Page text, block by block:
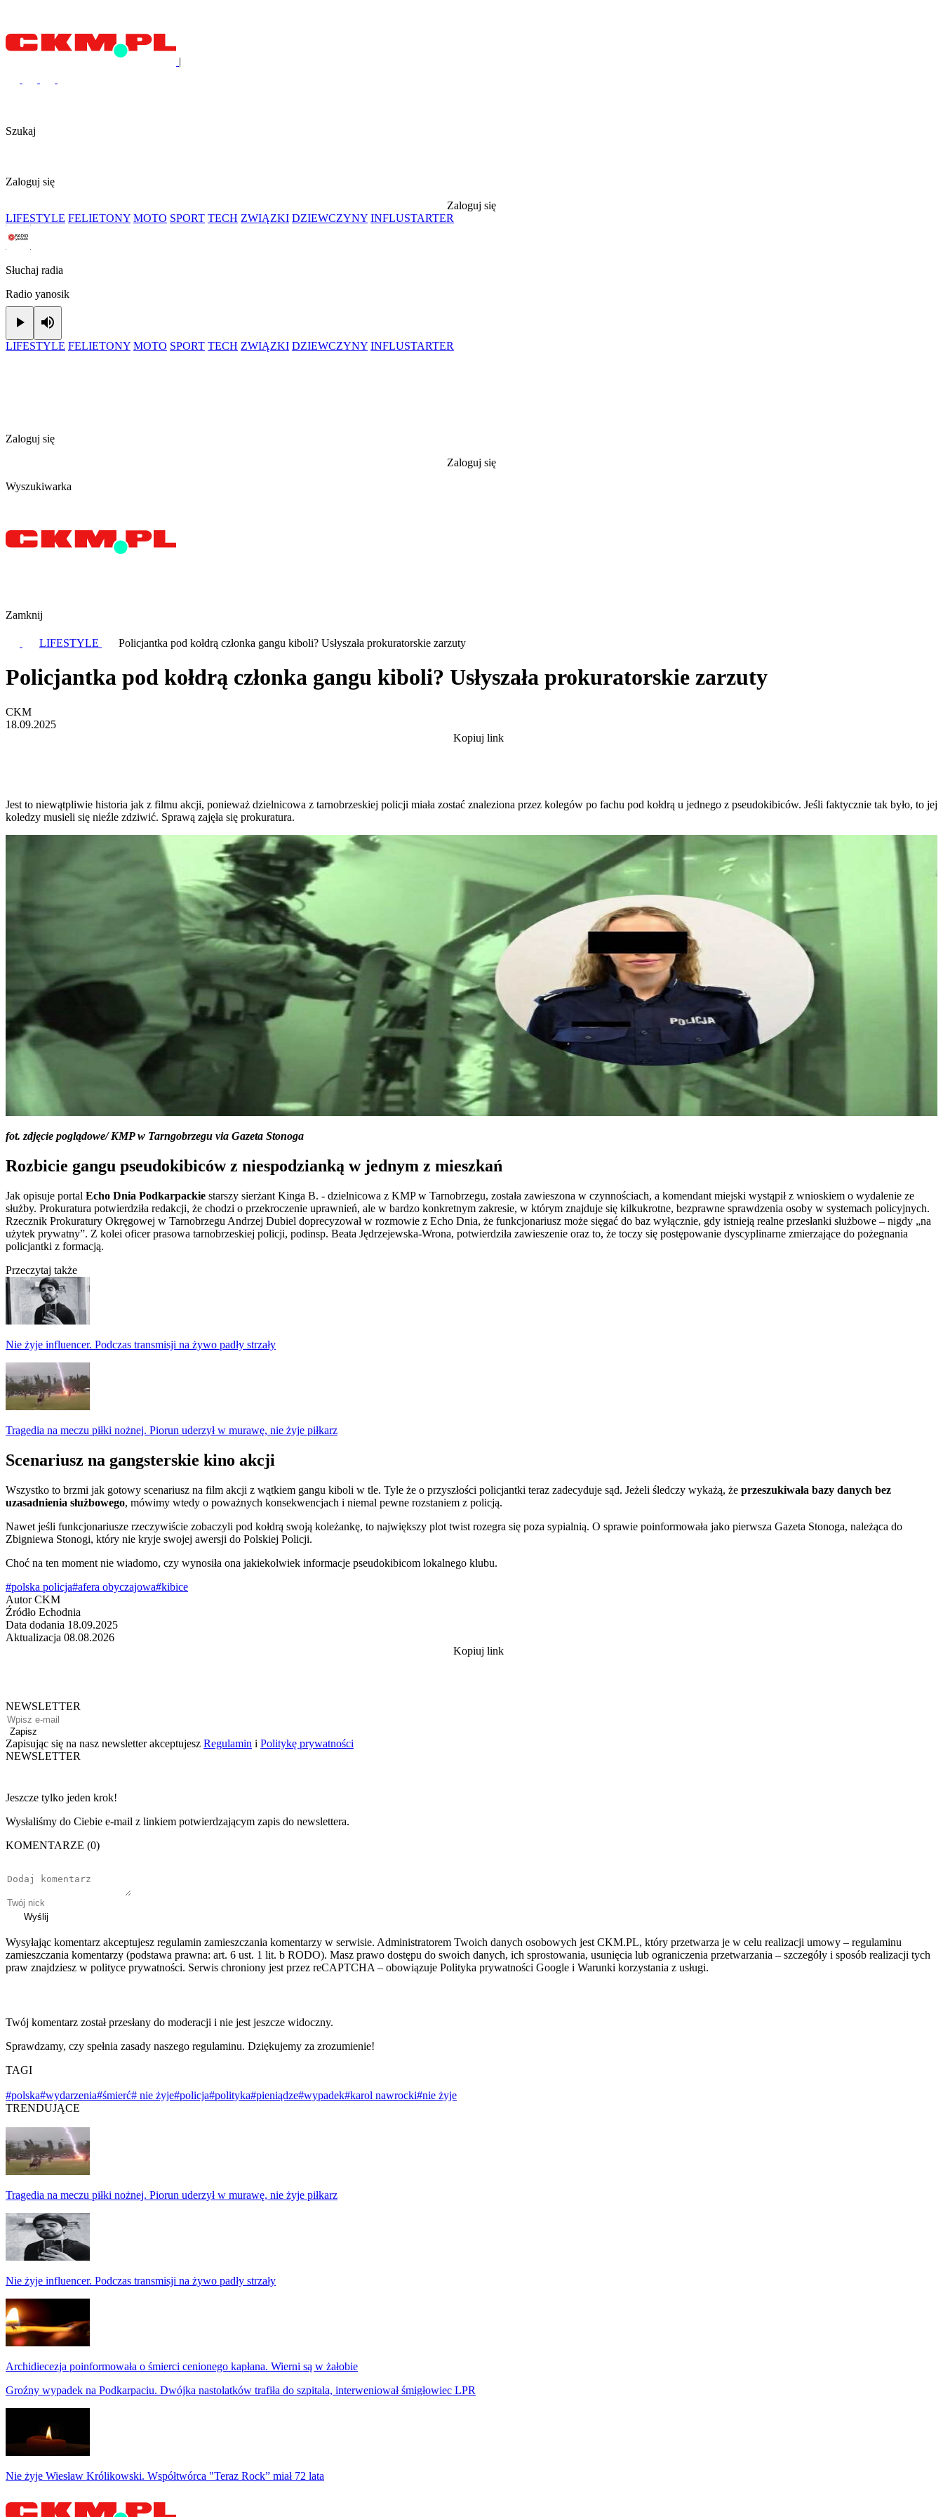
|
Szukaj
Zaloguj się
Zaloguj się
LIFESTYLE FELIETONY MOTO SPORT TECH ZWIĄZKI DZIEWCZYNY INFLUSTARTER
Słuchaj radia
Radio yanosik
Play
LIFESTYLE FELIETONY MOTO SPORT TECH ZWIĄZKI DZIEWCZYNY INFLUSTARTER
Zaloguj się
Zaloguj się
Wyszukiwarka
Zamknij
LIFESTYLE Policjantka pod kołdrą członka gangu kiboli? Usłyszała prokuratorskie zarzuty
Policjantka pod kołdrą członka gangu kiboli? Usłyszała prokuratorskie zarzuty
CKM
18.09.2025
Kopiuj link
Jest to niewątpliwie historia jak z filmu akcji, ponieważ dzielnicowa z tarnobrzeskiej policji miała zostać znaleziona przez kolegów po fachu pod kołdrą u jednego z pseudokibiców. Jeśli faktycznie tak było, to jej
koledzy musieli się nieźle zdziwić. Sprawą zajęła się prokuratura.
fot. zdjęcie poglądowe/ KMP w Tarngobrzegu via Gazeta Stonoga
Rozbicie gangu pseudokibiców z niespodzianką w jednym z mieszkań
Jak opisuje portal Echo Dnia Podkarpackie starszy sierżant Kinga B. - dzielnicowa z KMP w Tarnobrzegu, została zawieszona w czynnościach, a komendant miejski wystąpił z wnioskiem o wydalenie ze
służby. Prokuratura potwierdziła redakcji, że chodzi o przekroczenie uprawnień, ale w bardzo konkretnym zakresie, w którym znajduje się kilkukrotne, bezprawne sprawdzenia osoby w systemach policyjnych.
Rzecznik Prokuratury Okręgowej w Tarnobrzegu Andrzej Dubiel doprecyzował w rozmowie z Echo Dnia, że funkcjonariusz może sięgać do baz wyłącznie, gdy istnieją realne przesłanki służbowe – nigdy „na
użytek prywatny”. Z kolei oficer prasowa tarnobrzeskiej policji, podinsp. Beata Jędrzejewska-Wrona, potwierdziła zawieszenie oraz to, że toczy się postępowanie dyscyplinarne zmierzające do pożegnania
policjantki z formacją.
Przeczytaj także
Nie żyje influencer. Podczas transmisji na żywo padły strzały
Tragedia na meczu piłki nożnej. Piorun uderzył w murawę, nie żyje piłkarz
Scenariusz na gangsterskie kino akcji
Wszystko to brzmi jak gotowy scenariusz na film akcji z wątkiem gangu kiboli w tle. Tyle że o przyszłości policjantki teraz zadecyduje sąd. Jeżeli śledczy wykażą, że przeszukiwała bazy danych bez
uzasadnienia służbowego, mówimy wtedy o poważnych konsekwencjach i niemal pewne rozstaniem z policją.
Nawet jeśli funkcjonariusze rzeczywiście zobaczyli pod kołdrą swoją koleżankę, to największy plot twist rozegra się poza sypialnią. O sprawie poinformowała jako pierwsza Gazeta Stonoga, należąca do
Zbigniewa Stonogi, który nie kryje swojej awersji do Polskiej Policji.
Choć na ten moment nie wiadomo, czy wynosiła ona jakiekolwiek informacje pseudokibicom lokalnego klubu.
#polska policja#afera obyczajowa#kibice
Autor CKM
Źródło Echodnia
Data dodania 18.09.2025
Aktualizacja 08.08.2026
Kopiuj link
NEWSLETTER
Zapisz
Zapisując się na nasz newsletter akceptujesz Regulamin i Politykę prywatności
NEWSLETTER
Jeszcze tylko jeden krok!
Wysłaliśmy do Ciebie e-mail z linkiem potwierdzającym zapis do newslettera.
KOMENTARZE (0)
Wyślij
Wysyłając komentarz akceptujesz regulamin zamieszczania komentarzy w serwisie. Administratorem Twoich danych osobowych jest CKM.PL, który przetwarza je w celu realizacji umowy – regulaminu
zamieszczania komentarzy (podstawa prawna: art. 6 ust. 1 lit. b RODO). Masz prawo dostępu do swoich danych, ich sprostowania, usunięcia lub ograniczenia przetwarzania – szczegóły i sposób realizacji tych
praw znajdziesz w polityce prywatności. Serwis chroniony jest przez reCAPTCHA – obowiązuje Polityka prywatności Google i Warunki korzystania z usługi.
Twój komentarz został przesłany do moderacji i nie jest jeszcze widoczny.
Sprawdzamy, czy spełnia zasady naszego regulaminu. Dziękujemy za zrozumienie!
TAGI
#polska#wydarzenia#śmierć# nie żyje#policja#polityka#pieniądze#wypadek#karol nawrocki#nie żyje
TRENDUJĄCE
Tragedia na meczu piłki nożnej. Piorun uderzył w murawę, nie żyje piłkarz
Nie żyje influencer. Podczas transmisji na żywo padły strzały
Archidiecezja poinformowała o śmierci cenionego kapłana. Wierni są w żałobie
Groźny wypadek na Podkarpaciu. Dwójka nastolatków trafiła do szpitala, interweniował śmigłowiec LPR
Nie żyje Wiesław Królikowski. Współtwórca "Teraz Rock” miał 72 lata